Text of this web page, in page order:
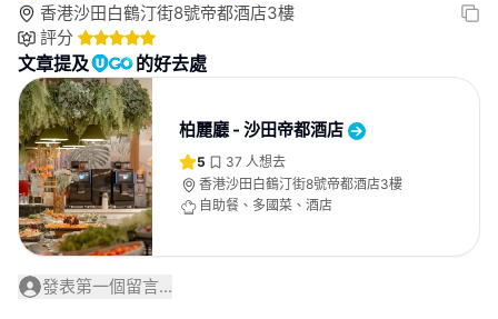
香港沙田白鶴汀街8號帝都酒店3樓
評分
文章提及 的好去處
柏麗廳 - 沙田帝都酒店
5 37 人想去
香港沙田白鶴汀街8號帝都酒店3樓
自助餐、多國菜、酒店
發表第一個留言...